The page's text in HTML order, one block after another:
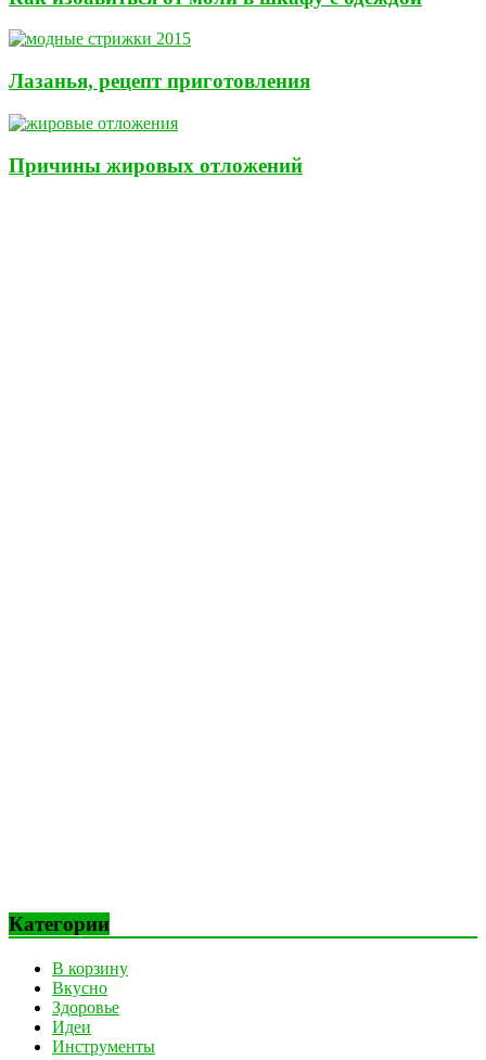
Лазанья, рецепт приготовления
Причины жировых отложений
Категории
В корзину
Вкусно
Здоровье
Идеи
Инструменты